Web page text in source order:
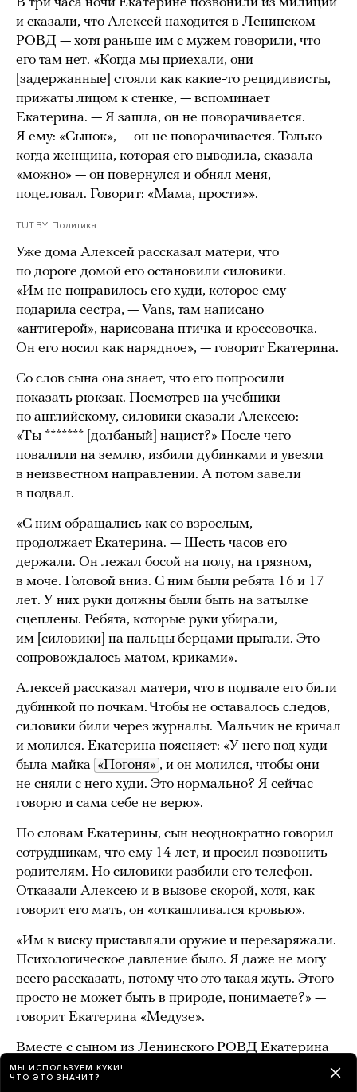
и сказали, что Алексей находится в Ленинском
РОВД — хотя раньше им с мужем говорили, что
его там нет. «Когда мы приехали, они
[задержанные] стояли как какие-то рецидивисты,
прижаты лицом к стенке, — вспоминает
Екатерина. — Я зашла, он не поворачивается.
Я ему: «Сынок», — он не поворачивается. Только
когда женщина, которая его выводила, сказала
«можно» — он повернулся и обнял меня,
поцеловал. Говорит: «Мама, прости»».
TUT.BY. Политика
Уже дома Алексей рассказал матери, что
по дороге домой его остановили силовики.
«Им не понравилось его худи, которое ему
подарила сестра, — Vans, там написано
«антигерой», нарисована птичка и кроссовочка.
Он его носил как нарядное», — говорит Екатерина.
Со слов сына она знает, что его попросили
показать рюкзак. Посмотрев на учебники
по английскому, силовики сказали Алексею:
«Ты ******* [долбаный] нацист?» После чего
повалили на землю, избили дубинками и увезли
в неизвестном направлении. А потом завели
в подвал.
«С ним обращались как со взрослым, —
продолжает Екатерина. — Шесть часов его
держали. Он лежал босой на полу, на грязном,
в моче. Головой вниз. С ним были ребята 16 и 17
лет. У них руки должны были быть на затылке
сцеплены. Ребята, которые руки убирали,
им [силовики] на пальцы берцами прыгали. Это
сопровождалось матом, криками».
Алексей рассказал матери, что в подвале его били
дубинкой по почкам. Чтобы не оставалось следов,
силовики били через журналы. Мальчик не кричал
и молился. Екатерина поясняет: «У него под худи
была майка «Погоня» , и он молился, чтобы они
не сняли с него худи. Это нормально? Я сейчас
говорю и сама себе не верю».
По словам Екатерины, сын неоднократно говорил
сотрудникам, что ему 14 лет, и просил позвонить
родителям. Но силовики разбили его телефон.
Отказали Алексею и в вызове скорой, хотя, как
говорит его мать, он «откашливался кровью».
«Им к виску приставляли оружие и перезаряжали.
Психологическое давление было. Я даже не могу
всего рассказать, потому что это такая жуть. Этого
просто не может быть в природе, понимаете?» —
говорит Екатерина «Медузе».
Вместе с сыном из Ленинского РОВД Екатерина
забрала еще одного молодого человека. Она
говорит, что он был сильно избит и они с мужем
МЫ ИСПОЛЬЗУЕМ КУКИ!
ЧТО ЭТО ЗНАЧИТ?